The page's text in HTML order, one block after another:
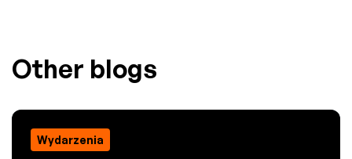
Other blogs
Wydarzenia